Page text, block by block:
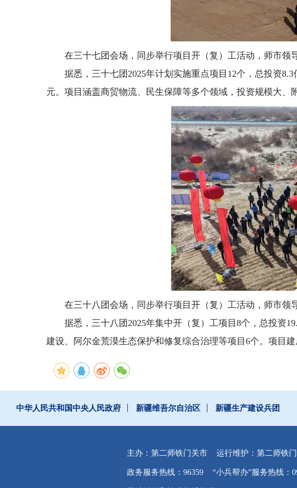
在三十七团会场，同步举行项目开（复）工活动，师市领
据悉，三十七团2025年计划实施重点项目12个，总投资
元。项目涵盖商贸物流、民生保障等多个领域，投资规模大、
在三十八团会场，同步举行项目开（复）工活动，师市领
据悉，三十八团2025年集中开（复）工项目8个，总投资
建设、阿尔金荒漠生态保护和修复综合治理等项目6个。项目
中华人民共和国中央人民政府 新疆维吾尔自治区 新疆生产建设兵团
主办：第二师铁门关市 运行维护：第二师铁
政务服务热线：96359 “小兵帮办”服务热线：